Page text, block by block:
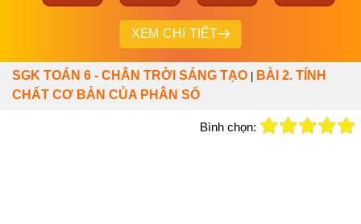
XEM CHI TIẾT
SGK TOÁN 6 - CHÂN TRỜI SÁNG TẠO
BÀI 2. TÍNH
CHẤT CƠ BẢN CỦA PHÂN SỐ
Bình chọn: